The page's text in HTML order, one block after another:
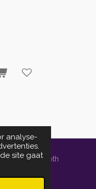
analyse-
site gaat
by Schoth